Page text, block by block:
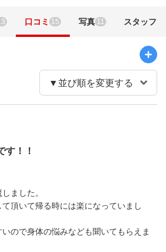
口コミ 15 写真 11 スタッフ
す！！
ました。
頂いて帰る時には楽になっていまし
ので身体の悩みなども聞いてもらえま